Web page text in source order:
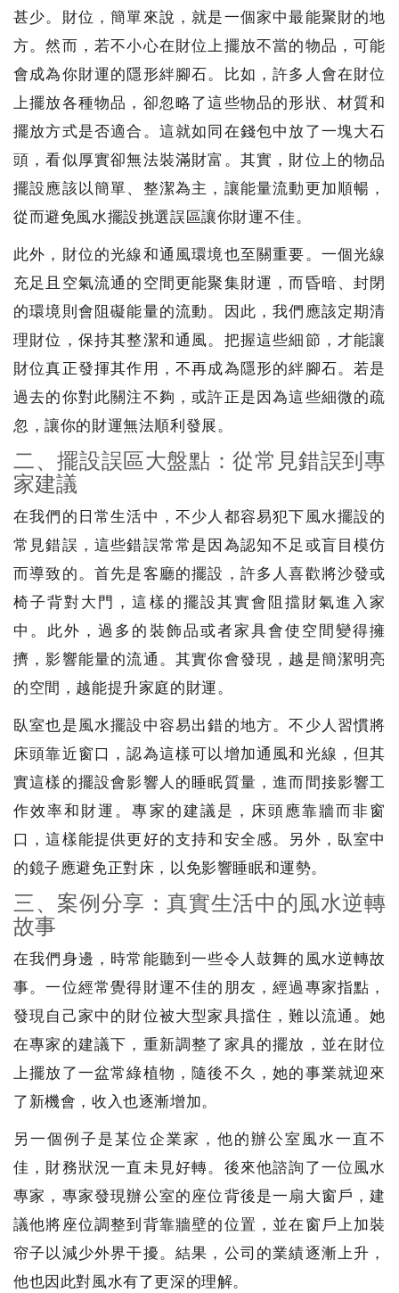
甚少。財位，簡單來說，就是一個家中最能聚財的地
方。然而，若不小心在財位上擺放不當的物品，可能
會成為你財運的隱形絆腳石。比如，許多人會在財位
上擺放各種物品，卻忽略了這些物品的形狀、材質和
擺放方式是否適合。這就如同在錢包中放了一塊大石
頭，看似厚實卻無法裝滿財富。其實，財位上的物品
擺設應該以簡單、整潔為主，讓能量流動更加順暢，
從而避免風水擺設挑選誤區讓你財運不佳。
此外，財位的光線和通風環境也至關重要。一個光線
充足且空氣流通的空間更能聚集財運，而昏暗、封閉
的環境則會阻礙能量的流動。因此，我們應該定期清
理財位，保持其整潔和通風。把握這些細節，才能讓
財位真正發揮其作用，不再成為隱形的絆腳石。若是
過去的你對此關注不夠，或許正是因為這些細微的疏
忽，讓你的財運無法順利發展。
二、擺設誤區大盤點：從常見錯誤到專
家建議
在我們的日常生活中，不少人都容易犯下風水擺設的
常見錯誤，這些錯誤常常是因為認知不足或盲目模仿
而導致的。首先是客廳的擺設，許多人喜歡將沙發或
椅子背對大門，這樣的擺設其實會阻擋財氣進入家
中。此外，過多的裝飾品或者家具會使空間變得擁
擠，影響能量的流通。其實你會發現，越是簡潔明亮
的空間，越能提升家庭的財運。
臥室也是風水擺設中容易出錯的地方。不少人習慣將
床頭靠近窗口，認為這樣可以增加通風和光線，但其
實這樣的擺設會影響人的睡眠質量，進而間接影響工
作效率和財運。專家的建議是，床頭應靠牆而非窗
口，這樣能提供更好的支持和安全感。另外，臥室中
的鏡子應避免正對床，以免影響睡眠和運勢。
三、案例分享：真實生活中的風水逆轉
故事
在我們身邊，時常能聽到一些令人鼓舞的風水逆轉故
事。一位經常覺得財運不佳的朋友，經過專家指點，
發現自己家中的財位被大型家具擋住，難以流通。她
在專家的建議下，重新調整了家具的擺放，並在財位
上擺放了一盆常綠植物，隨後不久，她的事業就迎來
了新機會，收入也逐漸增加。
另一個例子是某位企業家，他的辦公室風水一直不
佳，財務狀況一直未見好轉。後來他諮詢了一位風水
專家，專家發現辦公室的座位背後是一扇大窗戶，建
議他將座位調整到背靠牆壁的位置，並在窗戶上加裝
帘子以減少外界干擾。結果，公司的業績逐漸上升，
他也因此對風水有了更深的理解。